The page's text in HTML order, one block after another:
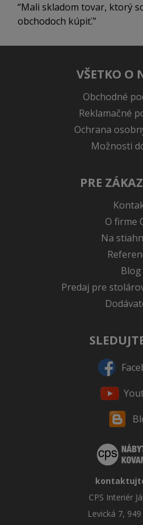
Mali skladom tovar, ktorý
obchodoch kúpiť.
VŠETKO O
Obchodné
Reklamačné
Ochrana
Možnosti
PRE
O firme
Na
Blog
Predaj pre
CPS Interiér
Levická 7,